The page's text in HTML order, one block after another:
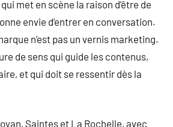
met en scène la raison d’être de
envie d’entrer en conversation.
n’est pas un vernis marketing.
de sens qui guide les contenus,
et qui doit se ressentir dès la
Saintes et La Rochelle, avec